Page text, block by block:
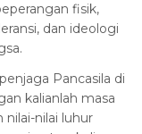
fisik,
dan ideologi
Pancasila di
kalianlah masa
nilai-nilai luhur